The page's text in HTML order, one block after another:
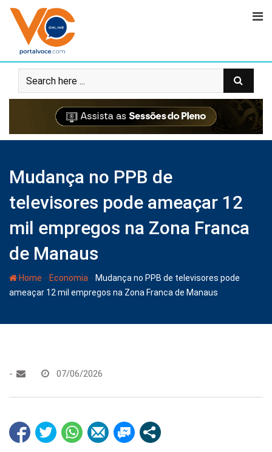
Mudança no PPB de
televisores pode ameaçar 12
mil empregos na Zona Franca
de Manaus
Home - Economia - Mudança no PPB de televisores pode
ameaçar 12 mil empregos na Zona Franca de Manaus
- 07/06/2026